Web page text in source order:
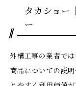
タカショー
ー
外構工事の業者で
商品についての説